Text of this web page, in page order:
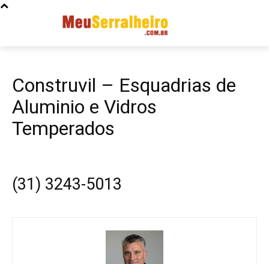
Construvil – Esquadrias de
Aluminio e Vidros
Temperados
(31) 3243-5013